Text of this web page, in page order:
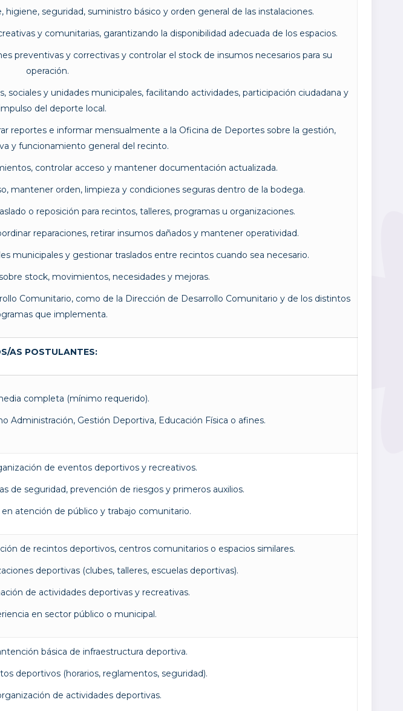
seguridad, suministro básico y orden general de las instalaciones.
y comunitarias, garantizando la disponibilidad adecuada de los espacios.
preventivas y correctivas y controlar el stock de insumos necesarios para su
operación.
y unidades municipales, facilitando actividades, participación ciudadana y
del deporte local.
reportes e informar mensualmente a la Oficina de Deportes sobre la gestión,
y funcionamiento general del recinto.
controlar acceso y mantener documentación actualizada.
mantener orden, limpieza y condiciones seguras dentro de la bodega.
o reposición para recintos, talleres, programas u organizaciones.
reparaciones, retirar insumos dañados y mantener operatividad.
municipales y gestionar traslados entre recintos cuando sea necesario.
stock, movimientos, necesidades y mejoras.
Comunitario, como de la Dirección de Desarrollo Comunitario y de los distintos
que implementa.
AS POSTULANTES:
completa (mínimo requerido).
Administración, Gestión Deportiva, Educación Física o afines.
de eventos deportivos y recreativos.
de seguridad, prevención de riesgos y primeros auxilios.
atención de público y trabajo comunitario.
de recintos deportivos, centros comunitarios o espacios similares.
deportivas (clubes, talleres, escuelas deportivas).
de actividades deportivas y recreativas.
en sector público o municipal.
básica de infraestructura deportiva.
deportivos (horarios, reglamentos, seguridad).
de actividades deportivas.